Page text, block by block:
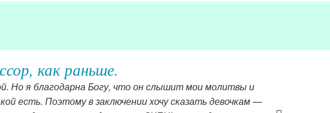
нежной, ласковой и, можно сказать, игровой форме
мои отношения с родителями. Если бы когда я